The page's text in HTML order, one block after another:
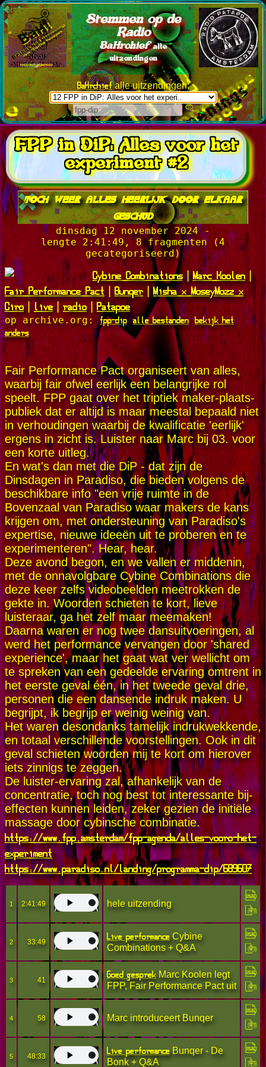
Stemmen op de
Radio
BaHrchief alle
uitzendingen
BaHrchiefalle uitzendingen:
FPP in DiP: Alles voor het
experiment #2
toch weer alles heerlijk door elkaar
geschud
dinsdag 12 november 2024 -
lengte 2:41:49, 8 fragmenten (4
gecategoriseerd)
Cybine Combinations|Marc Koolen|
Fair Performance Pact|Bunqer |Misha x MoseyMozz x
Ciro| live| radio|Patapoe
op archive.org:fpp-dip alle bestanden bekijk het
anders
Fair Performance Pact organiseert van alles,
waarbij fair ofwel eerlijk een belangrijke rol
speelt. FPP gaat over het triptiek maker-plaats-
publiek dat er altijd is maar meestal bepaald niet
in verhoudingen waarbij de kwalificatie 'eerlijk'
ergens in zicht is. Luister naar Marc bij 03. voor
een korte uitleg.
En wat's dan met die DiP - dat zijn de
Dinsdagen in Paradiso, die bieden volgens de
beschikbare info "een vrije ruimte in de
Bovenzaal van Paradiso waar makers de kans
krijgen om, met ondersteuning van Paradiso's
expertise, nieuwe ideeën uit te proberen en te
experimenteren". Hear, hear.
Deze avond begon, en we vallen er middenin,
met de onnavolgbare Cybine Combinations die
deze keer zelfs videobeelden meetrokken de
gekte in. Woorden schieten te kort, lieve
luisteraar, ga het zelf maar meemaken!
Daarna waren er nog twee dansuitvoeringen, al
werd het performance vervangen door 'shared
experience', maar het gaat wat ver wellicht om
te spreken van een gedeelde ervaring omtrent in
het eerste geval één, in het tweede geval drie,
personen die een dansende indruk maken. U
begrijpt, ik begrijp er weinig weinig van.
Het waren desondanks tamelijk indrukwekkende,
en totaal verschillende voorstellingen. Ook in dit
geval schieten woorden mij te kort om hierover
iets zinnigs te zeggen.
De luister-ervaring zal, afhankelijk van de
concentratie, toch nog best tot interessante bij-
effecten kunnen leiden, zeker gezien de initiële
massage door cybinsche combinatie.
https://www.fpp.amsterdam/fpp-agenda/alles-vooro-het-
experiment
https://www.paradiso.nl/landing/programma-dip/689607
1 2:41:49 hele uitzending
2 33:49 Live performanceCybine
Combinations + Q&A
3 41 Goed gesprek Marc Koolen legt
FPP, Fair Performance Pact uit
4 58 Marc introduceert Bunqer
5 48:33 Live performanceBunqer - De
Bonk + Q&A